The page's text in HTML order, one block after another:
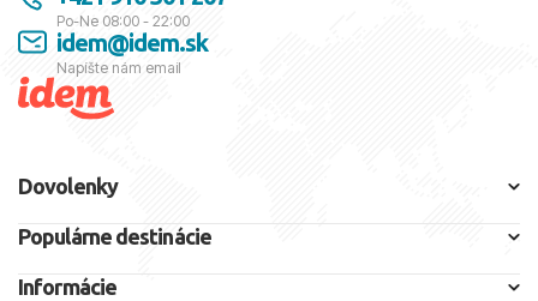
Po-Ne 08:00 - 22:00
idem@idem.sk
Napíšte nám email
Dovolenky
Populárne destinácie
Informácie